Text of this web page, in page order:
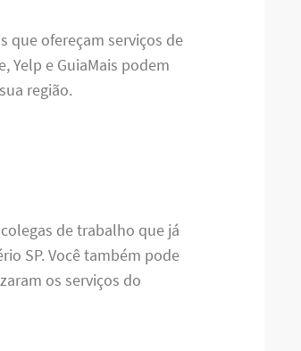
que ofereçam serviços de
Yelp e GuiaMais podem
região.
de trabalho que já
SP. Você também pode
os serviços do